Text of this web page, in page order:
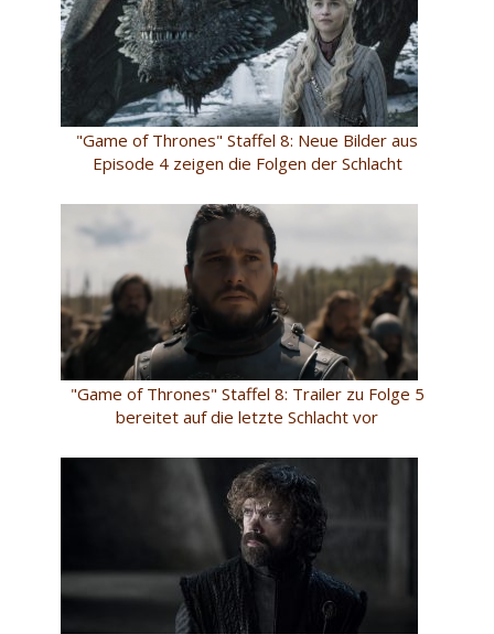
"Game of Thrones" Staffel 8: Neue Bilder aus
Episode 4 zeigen die Folgen der Schlacht
"Game of Thrones" Staffel 8: Trailer zu Folge 5
bereitet auf die letzte Schlacht vor